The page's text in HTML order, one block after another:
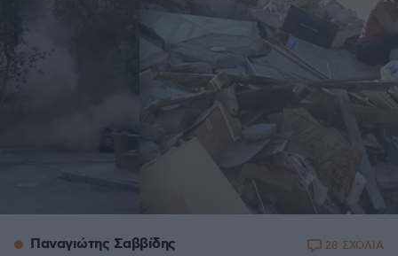
Παναγιώτης Σαββίδης 28 ΣΧΟΛΙΑ